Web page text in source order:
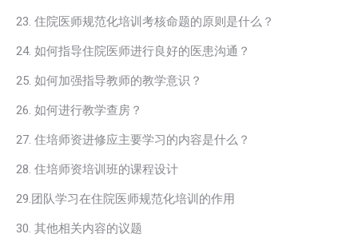
23. 住院医师规范化培训考核命题的原则是什么？
24. 如何指导住院医师进行良好的医患沟通？
25. 如何加强指导教师的教学意识？
26. 如何进行教学查房？
27. 住培师资进修应主要学习的内容是什么？
28. 住培师资培训班的课程设计
29.团队学习在住院医师规范化培训的作用
30. 其他相关内容的议题